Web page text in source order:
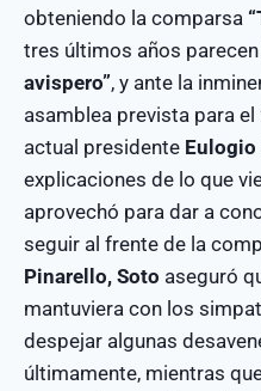
obteniendo la comparsa
tres últimos años
avispero”, y ante la
asamblea prevista para
actual presidente Eulogio
explicaciones de lo que
aprovechó para dar a
seguir al frente de la
Pinarello, Soto aseguró
mantuviera con los
despejar algunas
últimamente, mientras